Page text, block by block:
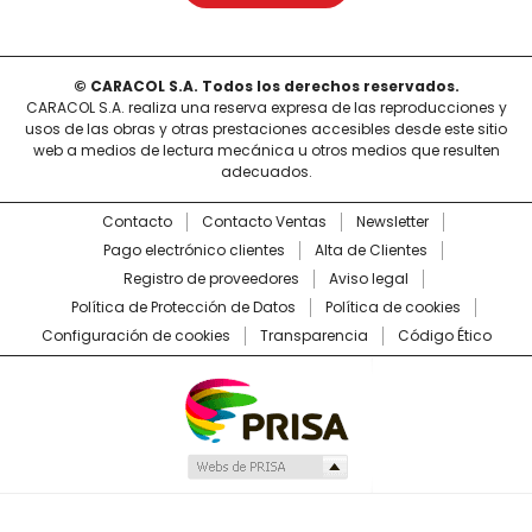
© CARACOL S.A. Todos los derechos reservados.
CARACOL S.A. realiza una reserva expresa de las reproducciones y
usos de las obras y otras prestaciones accesibles desde este sitio
web a medios de lectura mecánica u otros medios que resulten
adecuados.
Contacto Contacto Ventas
Newsletter
Pago electrónico clientes
Alta de Clientes
Registro de proveedores
Aviso legal
Política de Protección de Datos
Política de cookies
Configuración de cookies
Transparencia Código Ético